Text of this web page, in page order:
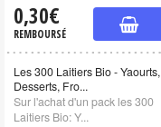
0,30€
REMBOURSÉ
Les 300 Laitiers Bio - Yaourts,
Desserts, Fro...
Sur l'achat d'un pack les 300
Laitiers Bio: Y...